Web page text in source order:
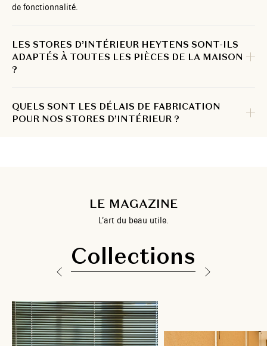
de fonctionnalité.
LES STORES D’INTÉRIEUR HEYTENS SONT-ILS
ADAPTÉS À TOUTES LES PIÈCES DE LA MAISON
?
QUELS SONT LES DÉLAIS DE FABRICATION
POUR NOS STORES D’INTÉRIEUR ?
LE MAGAZINE
L’art du beau utile.
Collections